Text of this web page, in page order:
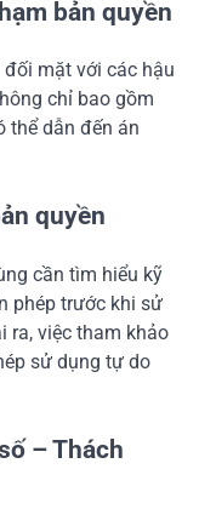
bản quyền
mặt với các hậu
chỉ bao gồm
thể dẫn đến án
quyền
cần tìm hiểu kỹ
phép trước khi sử
ra, việc tham khảo
sử dụng tự do
– Thách